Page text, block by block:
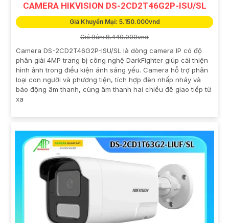
CAMERA HIKVISION DS-2CD2T46G2P-ISU/SL
Giá Khuyến Mại: 5.150.000vnd
Giá Bán: 8.440.000vnd
Camera DS-2CD2T46G2P-ISU/SL là dòng camera IP có độ
phân giải 4MP trang bị công nghệ DarkFighter giúp cải thiện
hình ảnh trong điều kiện ánh sáng yếu. Camera hỗ trợ phân
loại con người và phương tiện, tích hợp đèn nhấp nháy và
báo động âm thanh, cùng âm thanh hai chiều để giao tiếp từ
xa